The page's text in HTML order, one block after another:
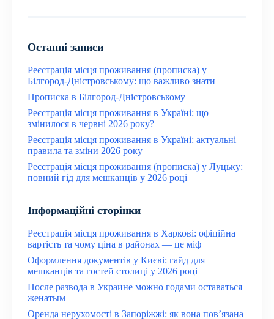
Останні записи
Реєстрація місця проживання (прописка) у
Білгород-Дністровському: що важливо знати
Прописка в Білгород-Дністровському
Реєстрація місця проживання в Україні: що
змінилося в червні 2026 року?
Реєстрація місця проживання в Україні: актуальні
правила та зміни 2026 року
Реєстрація місця проживання (прописка) у Луцьку:
повний гід для мешканців у 2026 році
Інформаційні сторінки
Реєстрація місця проживання в Харкові: офіційна
вартість та чому ціна в районах — це міф
Оформлення документів у Києві: гайд для
мешканців та гостей столиці у 2026 році
После развода в Украине можно годами оставаться
женатым
Оренда нерухомості в Запоріжжі: як вона пов’язана